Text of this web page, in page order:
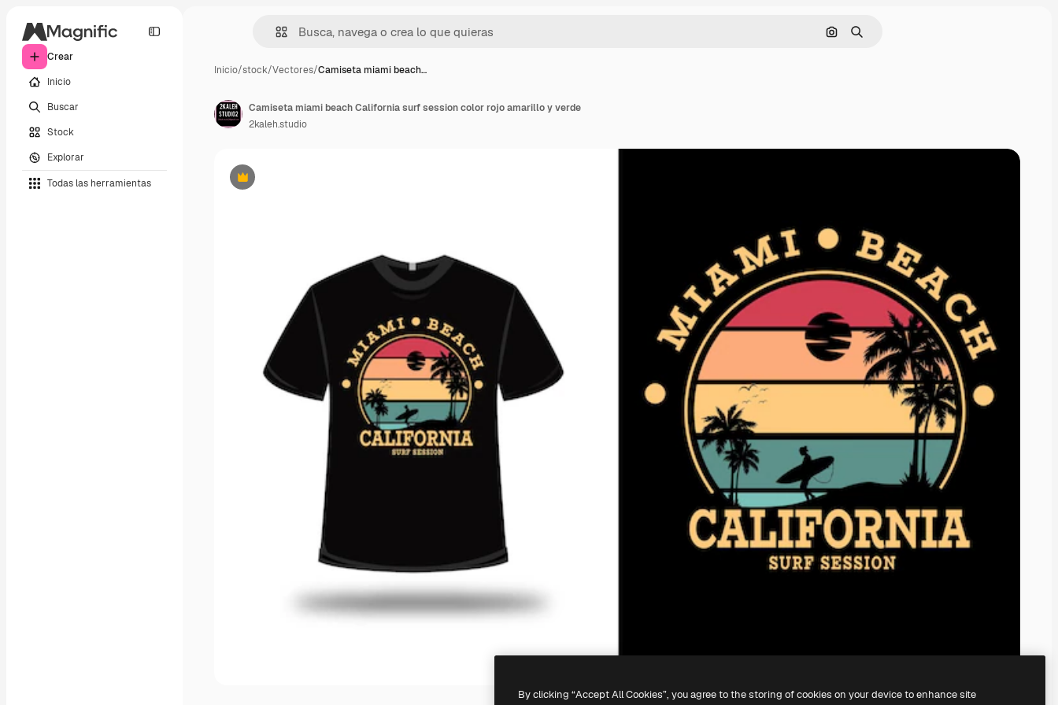
Crear
Inicio
Buscar
Stock
Explorar
Todas las herramientas
Buscar por imagen
Buscar
Inicio/stock/Vectores/Camiseta miami beach…
Premium
Camiseta miami beach California surf session color rojo amarillo y verde
2kaleh.studio
By clicking “Accept All Cookies”, you agree to the storing of cookies on your device to enhance site